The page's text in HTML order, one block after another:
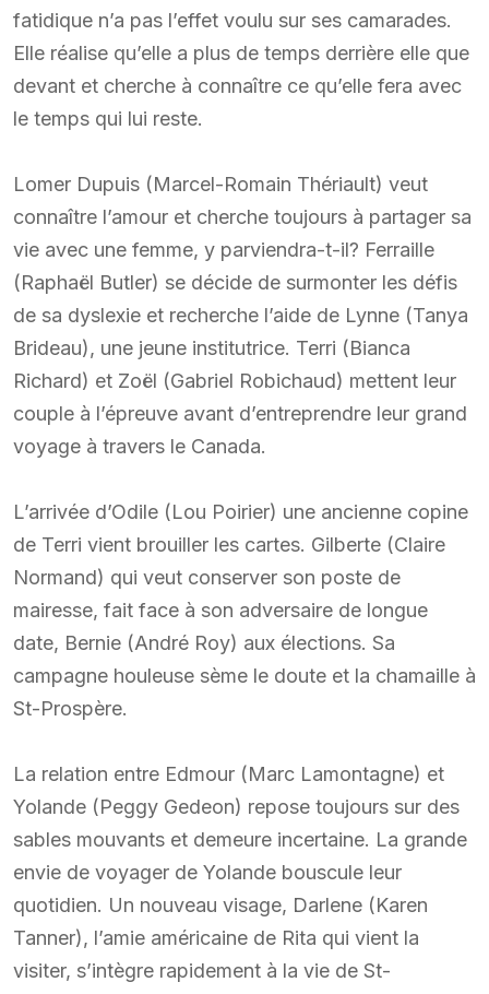
fatidique n’a pas l’effet voulu sur ses camarades.
Elle réalise qu’elle a plus de temps derrière elle que
devant et cherche à connaître ce qu’elle fera avec
le temps qui lui reste.
Lomer Dupuis (Marcel-Romain Thériault) veut
connaître l’amour et cherche toujours à partager sa
vie avec une femme, y parviendra-t-il? Ferraille
(Raphaël Butler) se décide de surmonter les défis
de sa dyslexie et recherche l’aide de Lynne (Tanya
Brideau), une jeune institutrice. Terri (Bianca
Richard) et Zoël (Gabriel Robichaud) mettent leur
couple à l’épreuve avant d’entreprendre leur grand
voyage à travers le Canada.
L’arrivée d’Odile (Lou Poirier) une ancienne copine
de Terri vient brouiller les cartes. Gilberte (Claire
Normand) qui veut conserver son poste de
mairesse, fait face à son adversaire de longue
date, Bernie (André Roy) aux élections. Sa
campagne houleuse sème le doute et la chamaille à
St-Prospère.
La relation entre Edmour (Marc Lamontagne) et
Yolande (Peggy Gedeon) repose toujours sur des
sables mouvants et demeure incertaine. La grande
envie de voyager de Yolande bouscule leur
quotidien. Un nouveau visage, Darlene (Karen
Tanner), l’amie américaine de Rita qui vient la
visiter, s’intègre rapidement à la vie de St-